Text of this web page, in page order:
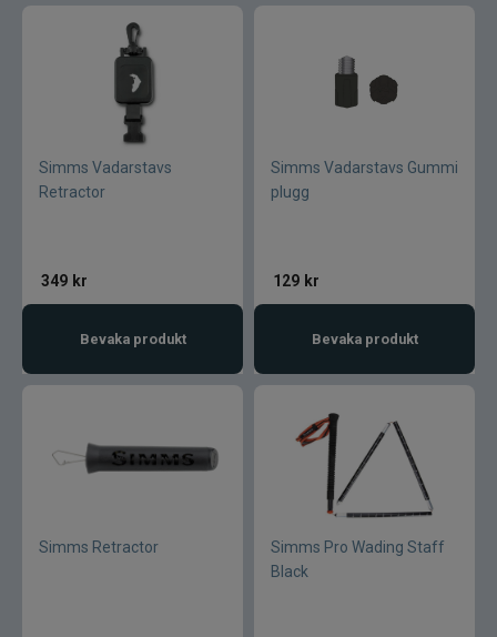
Simms Vadarstavs
Retractor
349 kr
Bevaka produkt
Simms Vadarstavs Gummi
plugg
129 kr
Bevaka produkt
Simms Retractor
Simms Pro Wading Staff
Black